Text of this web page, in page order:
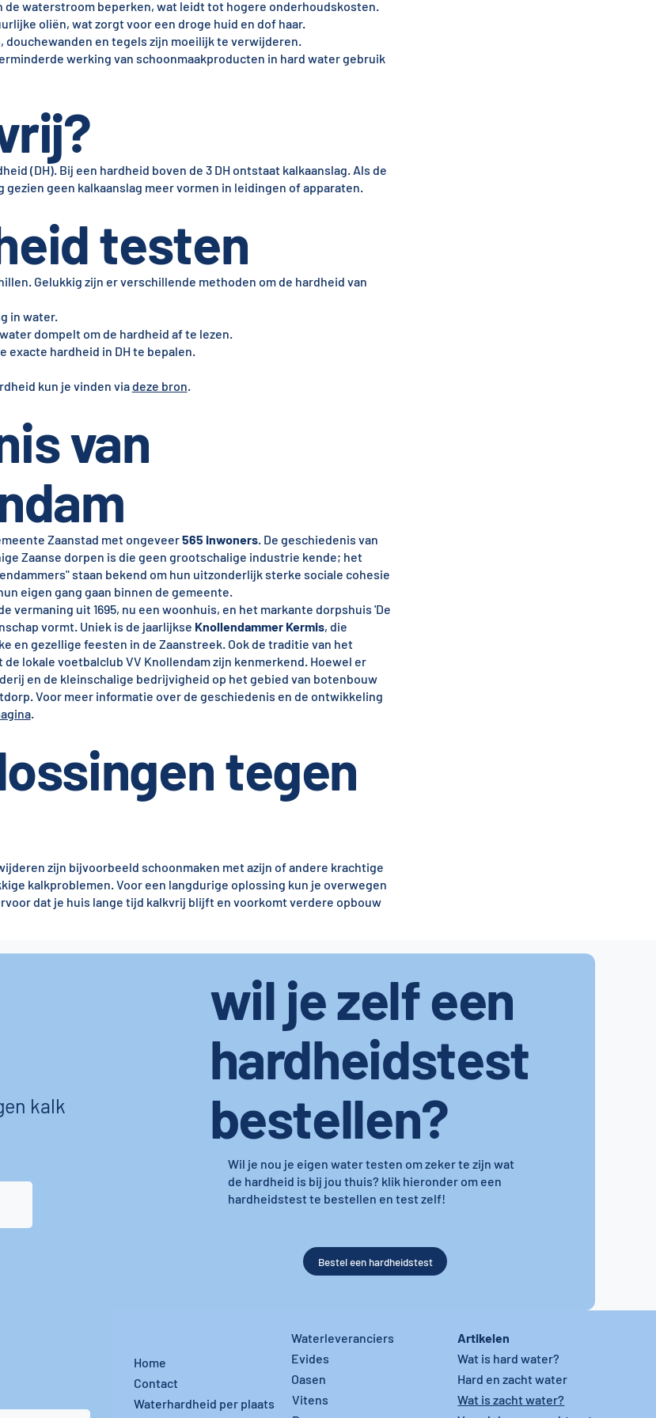
waterstroom beperken, wat leidt tot hogere onderhoudskosten.
oliën, wat zorgt voor een droge huid en dof haar.
douchewanden en tegels zijn moeilijk te verwijderen.
werking van schoonmaakproducten in hard water gebruik
(DH). Bij een hardheid boven de 3 DH ontstaat kalkaanslag. Als de
gezien geen kalkaanslag meer vormen in leidingen of apparaten.
testen
Gelukkig zijn er verschillende methoden om de hardheid van
in water.
dompelt om de hardheid af te lezen.
hardheid in DH te bepalen.
kun je vinden viadeze bron.
van
Zaanstad met ongeveer565 inwoners. De geschiedenis van
Zaanse dorpen is die geen grootschalige industrie kende; het
staan bekend om hun uitzonderlijk sterke sociale cohesie
eigen gang gaan binnen de gemeente.
vermaning uit 1695, nu een woonhuis, en het markante dorpshuis 'De
vormt. Uniek is de jaarlijkse Knollendammer Kermis, die
en gezellige feesten in de Zaanstreek. Ook de traditie van het
lokale voetbalclub VV Knollendam zijn kenmerkend. Hoewel er
en de kleinschalige bedrijvigheid op het gebied van botenbouw
Voor meer informatie over de geschiedenis en de ontwikkeling
.
tegen
zijn bijvoorbeeld schoonmaken met azijn of andere krachtige
kalkproblemen. Voor een langdurige oplossing kun je overwegen
dat je huis lange tijd kalkvrij blijft en voorkomt verdere opbouw
kalk
wil je zelf een
hardheidstest
bestellen?
Wil je nou je eigen water testen om zeker te zijn wat
de hardheid is bij jou thuis? klik hieronder om een
hardheidstest te bestellen en test zelf!
Bestel een hardheidstest
Home
Contact
Waterhardheid per plaats
Waterleveranciers
Evides
Oasen
Vitens
Artikelen
Wat is hard water?
Hard en zacht water
Wat is zacht water?